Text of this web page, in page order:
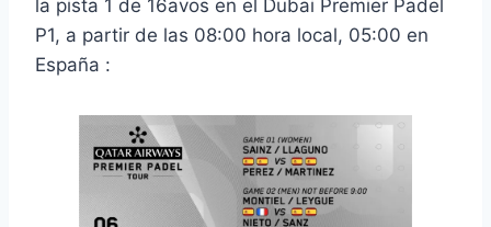
la pista 1 de 16avos en el Dubai Premier Padel
P1, a partir de las 08:00 hora local, 05:00 en
España :